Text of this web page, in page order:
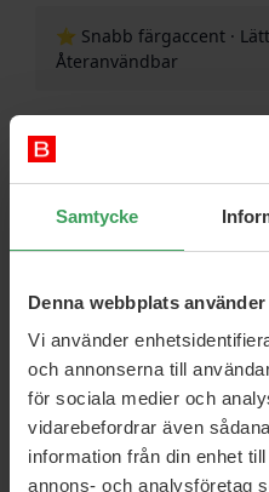
Samtycke
Denna webbplats
Vi använder
och annonserna till
för sociala medier och
vidarebefordrar även
information från din enhet
annons- och analysföretag
⭐ Snabb färgaccent ·
Återanvändbar
fjäderförlängningar som
speciella tillfällen där du
look.
Fördelar
Intensiv blå nyans som
både ljust och mörkt
Kort längd – perfekt för
eller som en diskret
Flexibel styling: perfekt
uppsättningar.